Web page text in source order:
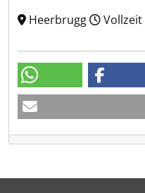
Heerbrugg
Vollzeit